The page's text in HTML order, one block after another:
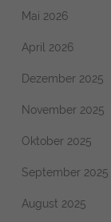
Mai 2026
April 2026
Dezember 2025
November 2025
Oktober 2025
September 2025
August 2025